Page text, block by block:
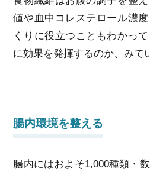
値や血中コレステロール濃
くりに役立つこともわかっ
に効果を発揮するのか、みて
腸内環境を整える
腸内にはおよそ1,000種類・